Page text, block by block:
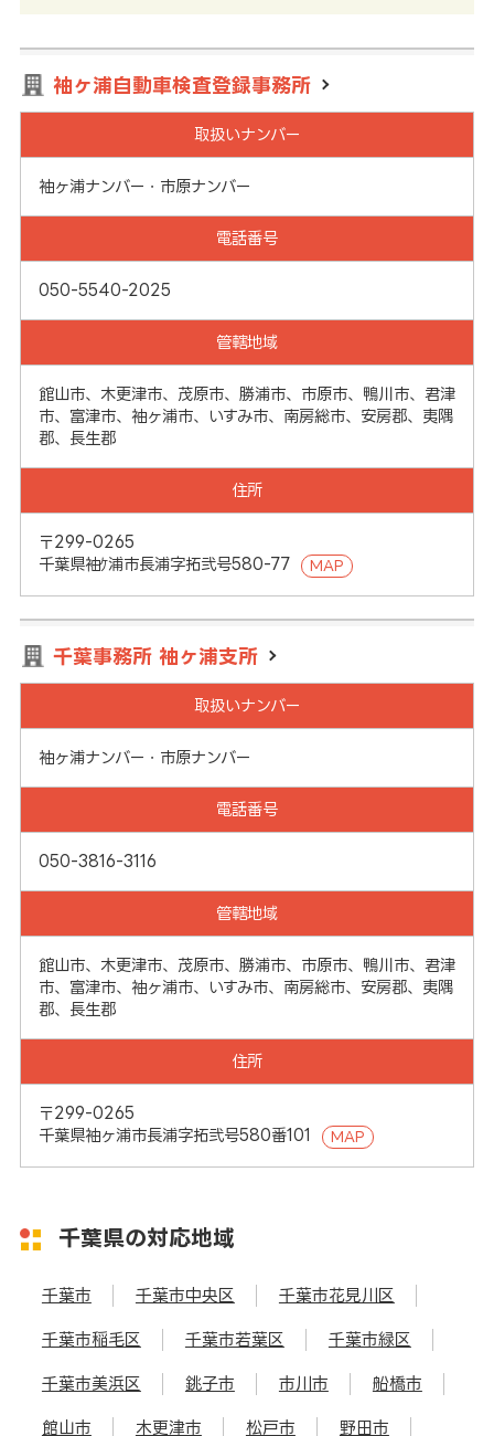
袖ヶ浦自動車検査登録事務所
取扱いナンバー
袖ヶ浦ナンバー・市原ナンバー
電話番号
050-5540-2025
管轄地域
館山市、木更津市、茂原市、勝浦市、市原市、鴨川市、君津
市、富津市、袖ヶ浦市、いすみ市、南房総市、安房郡、夷隅
郡、長生郡
住所
〒299-0265
千葉県袖ｹ浦市長浦字拓弐号580-77
MAP
千葉事務所 袖ヶ浦支所
取扱いナンバー
袖ヶ浦ナンバー・市原ナンバー
電話番号
050-3816-3116
管轄地域
館山市、木更津市、茂原市、勝浦市、市原市、鴨川市、君津
市、富津市、袖ヶ浦市、いすみ市、南房総市、安房郡、夷隅
郡、長生郡
住所
〒299-0265
千葉県袖ヶ浦市長浦字拓弐号580番101
MAP
千葉県の対応地域
千葉市 千葉市中央区 千葉市花見川区
千葉市稲毛区 千葉市若葉区 千葉市緑区
千葉市美浜区 銚子市 市川市 船橋市
館山市 木更津市 松戸市 野田市